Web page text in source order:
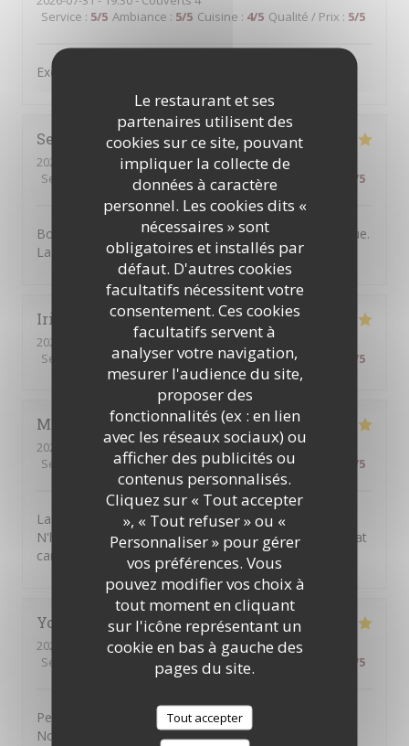
Le restaurant et ses
partenaires utilisent des
cookies sur ce site, pouvant
impliquer la collecte de
données à caractère
personnel. Les cookies dits «
nécessaires » sont
obligatoires et installés par
défaut. D'autres cookies
facultatifs nécessitent votre
consentement. Ces cookies
facultatifs servent à
analyser votre navigation,
mesurer l'audience du site,
proposer des
fonctionnalités (ex : en lien
avec les réseaux sociaux) ou
afficher des publicités ou
contenus personnalisés.
Cliquez sur « Tout accepter
», « Tout refuser » ou «
Personnaliser » pour gérer
vos préférences. Vous
pouvez modifier vos choix à
tout moment en cliquant
sur l'icône représentant un
cookie en bas à gauche des
pages du site.
Tout accepter
Service : 5/5 Ambiance : 5/5 Cuisine : 4/5 Qualité / Prix : 5/5
Excellent service and very good food,
Severine B
2026-07-30
- 20:30 - Couverts 2
Service
Ambiance:5/5 Cuisine: 5/5 Qualité / Prix /5
Bonne adresse. L'accueil est chaleureux et sympathique.
La nourriture est très bonne. On y reviendra.
Irina
2026-07-31
- 20:15 - Couverts 3
Service
Ambiance: 5/5 Cuisine: 5/5 Qualité / Prix /5
Mathieu H
2026-07-30
- 12:30 - Couverts 4
Service
Ambiance :5/5 Cuisine:5/5 Qualité / Prix /5
La formule midi entrée-plat-dessert est très bonne.
N'hésitez pas à craquer pour le petit supplément du plat
canaille
Yorick
2026-07-28
- 12:00 - Couverts 5
Service
Ambiance: 5/5 Cuisine: 5 /5
Personnel très accueillant et vraiment aux petits soins.
Nous sommes venus avec un bébé en poussette et,